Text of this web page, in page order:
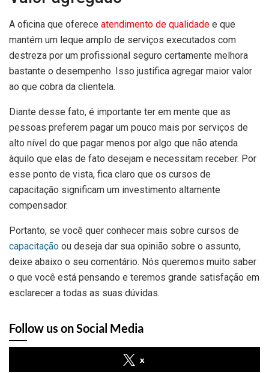
A oficina que oferece atendimento de qualidade e que
mantém um leque amplo de serviços executados com
destreza por um profissional seguro certamente melhora
bastante o desempenho. Isso justifica agregar maior valor
ao que cobra da clientela.
Diante desse fato, é importante ter em mente que as
pessoas preferem pagar um pouco mais por serviços de
alto nível do que pagar menos por algo que não atenda
àquilo que elas de fato desejam e necessitam receber. Por
esse ponto de vista, fica claro que os cursos de
capacitação significam um investimento altamente
compensador.
Portanto, se você quer conhecer mais sobre cursos de
capacitação ou deseja dar sua opinião sobre o assunto,
deixe abaixo o seu comentário. Nós queremos muito saber
o que você está pensando e teremos grande satisfação em
esclarecer a todas as suas dúvidas.
Follow us on Social Media
x